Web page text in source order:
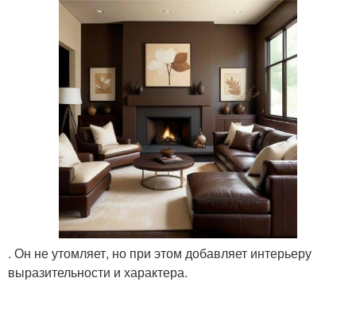
. Он не утомляет, но при этом добавляет интерьеру
выразительности и характера.